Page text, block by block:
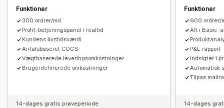
Rapporter for flere butikker
Dataeksport Historisk analyse Planlægning af rapporter
Oversigt over dagligt salg
Kunder Lagerbeholdning og produkt
Import af historiske data
Funktioner
300 ordrer/md.
Profit-betjeningspanel i realtid
Kundens livstidsværdi
Antalsbaseret COGS
Vægtbaserede leveringsomkostninger
Brugerdefinerede omkostninger
14-dages gratis prøveperiode
Funktioner
600 ordrer/
Alt i Basic-
P&L-rapport
Indsigter i
Automatisk
Tilpas
14-dages